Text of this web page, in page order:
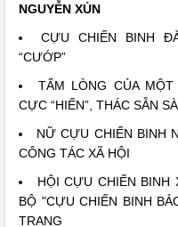
NGUYỄN XỦN
CỰU CHIẾN BINH
“CƯỚP”
TẤM LÒNG CỦA
CỰC “HIẾN”, THÁC SẴN
NỮ CỰU CHIẾN BINH
CÔNG TÁC XÃ HỘI
HỘI CỰU CHIẾN BINH
BỘ "CỰU CHIẾN BINH
TRANG